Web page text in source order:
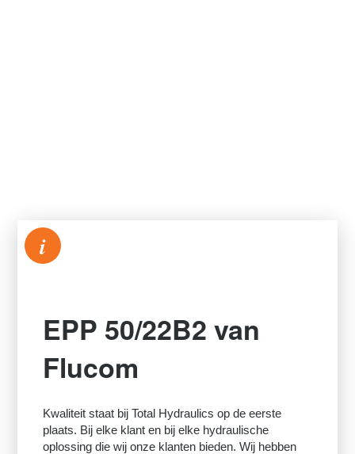
i
EPP 50/22B2 van
Flucom
Kwaliteit staat bij Total Hydraulics op de eerste
plaats. Bij elke klant en bij elke hydraulische
oplossing die wij onze klanten bieden. Wij hebben